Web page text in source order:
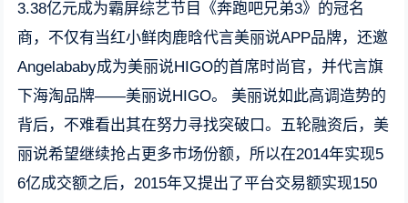
3.38亿元成为霸屏综艺节目《奔跑吧兄弟3》的冠名
商，不仅有当红小鲜肉鹿晗代言美丽说APP品牌，还邀
Angelababy成为美丽说HIGO的首席时尚官，并代言旗
下海淘品牌——美丽说HIGO。 美丽说如此高调造势的
背后，不难看出其在努力寻找突破口。五轮融资后，美
丽说希望继续抢占更多市场份额，所以在2014年实现5
6亿成交额之后，2015年又提出了平台交易额实现150